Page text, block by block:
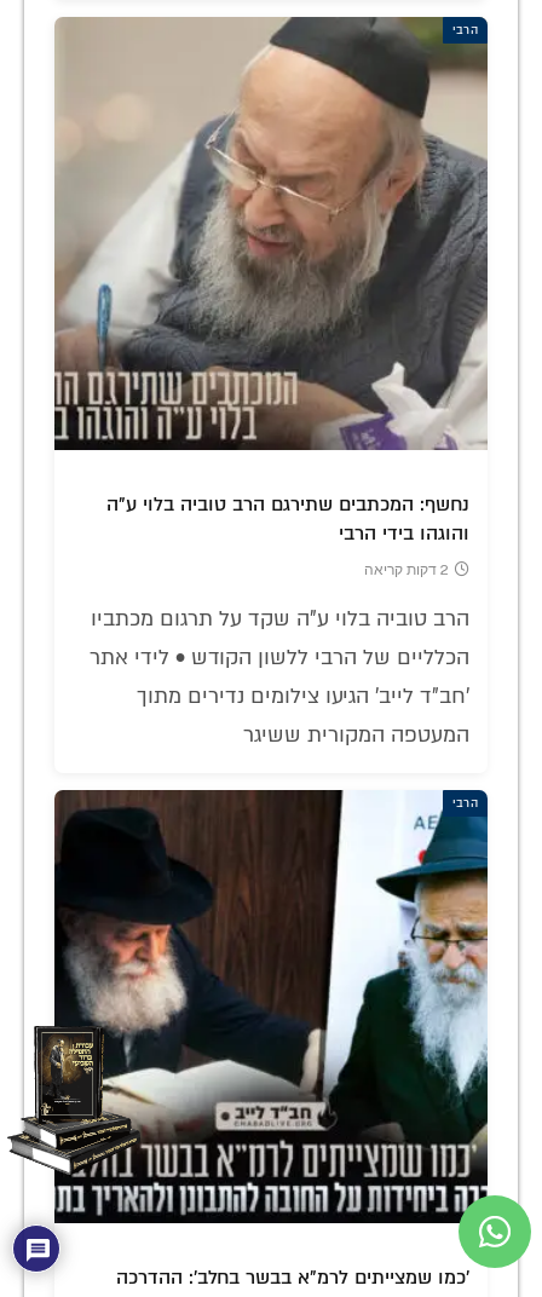
הרבי
נחשף: המכתבים שתירגם הרב טוביה בלוי ע"ה
והוגהו בידי הרבי
2 דקות קריאה
הרב טוביה בלוי ע"ה שקד על תרגום מכתביו
הכלליים של הרבי ללשון הקודש • לידי אתר
'חב"ד לייב' הגיעו צילומים נדירים מתוך
המעטפה המקורית ששיגר
הרבי
'כמו שמצייתים לרמ"א בבשר בחלב': ההדרכה